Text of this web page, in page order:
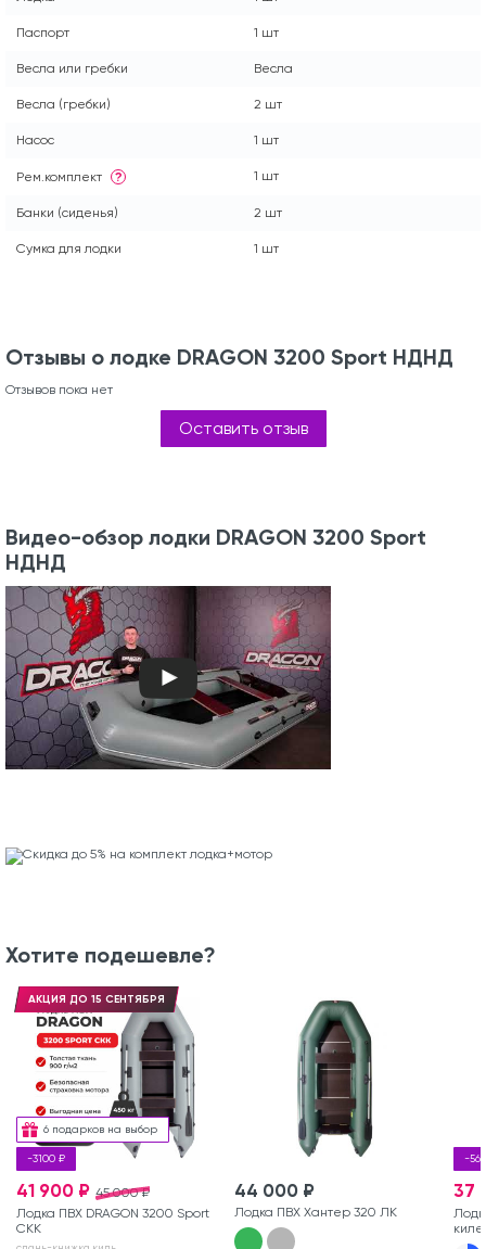
Паспорт 1 шт
Весла или гребки Весла
Весла (гребки) 2 шт
Насос 1 шт
Рем.комплект ? 1 шт
Банки (сиденья) 2 шт
Сумка для лодки 1 шт
Отзывы о лодке DRAGON 3200 Sport НДНД
Отзывов пока нет
Оставить отзыв
Видео-обзор лодки DRAGON 3200 Sport
НДНД
Хотите подешевле?
6 подарков на выбор
-3100 ₽
АКЦИЯ ДО 15 СЕНТЯБРЯ
45 000 ₽
41 900 ₽
Лодка ПВХ DRAGON 3200 Sport
СКК
44 000 ₽
Лодка ПВХ Хантер 320 ЛК
-
37